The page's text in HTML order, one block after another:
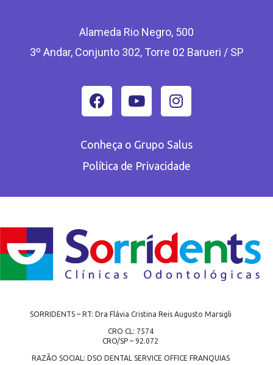
Alameda Rio Negro, 500
3º Andar, Conjunto 302, Torre 02 Barueri / SP
Conheça o Grupo Salus
Política de Privacidade
SORRIDENTS – RT: Dra Flávia Cristina Reis Augusto Marsigli
CRO CL: 7574
CRO/SP – 92.072
RAZÃO SOCIAL: DSO DENTAL SERVICE OFFICE FRANQUIAS